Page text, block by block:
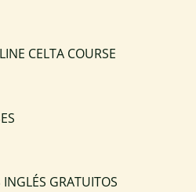
CELTA COURSE
GRATUITOS